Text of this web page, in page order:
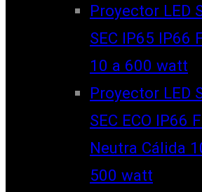
Proyector LED
SEC IP65 IP66
10 a 600 watt
Proyector LED
SEC ECO IP66
Neutra Cálida
500 watt